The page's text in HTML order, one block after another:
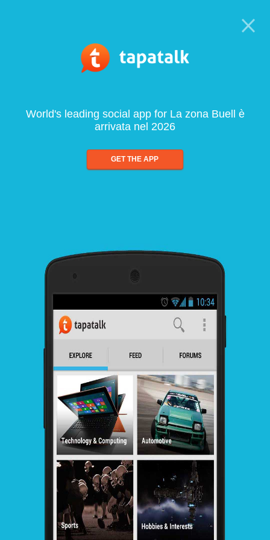
World's leading social app for La zona Buell è
arrivata nel 2026
GET THE APP